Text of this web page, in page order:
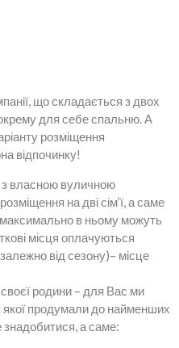
що складається з двох
для себе спальню. А
розміщення
відпочинку!
з власною вуличною
на дві сім’ї, а саме
в ньому можуть
місця оплачуються
від сезону)– місце
родини – для Вас ми
продумали до найменших
а саме: